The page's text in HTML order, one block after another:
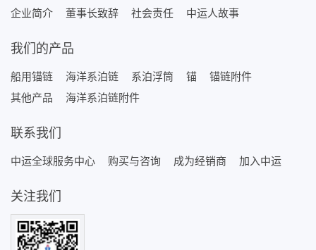
企业简介 董事长致辞 社会责任 中运人故事
我们的产品
船用锚链 海洋系泊链 系泊浮筒 锚
锚链附件
其他产品
海洋系泊链附件
联系我们
中运全球服务中心 购买与咨询 成为经销商 加入中运
关注我们